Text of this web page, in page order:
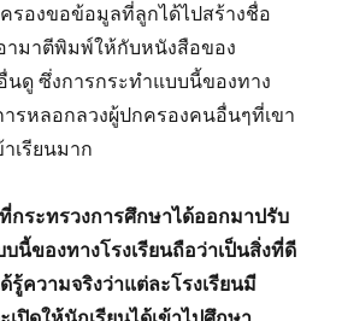
รองขอข้อมูลที่ลูกได้ไปสร้างชื่อ
อามาตีพิมพ์ให้กับหนังสือของ
นดู ซึ่งการกระทำแบบนี้ของทาง
ารหลอกลวงผู้ปกครองคนอื่นๆที่เขา
เรียนมาก
ะทรวงการศึกษาได้ออกมาปรับ
นี้ของทางโรงเรียนถือว่าเป็นสิ่งที่ดี
รู้ความจริงว่าแต่ละโรงเรียนมี